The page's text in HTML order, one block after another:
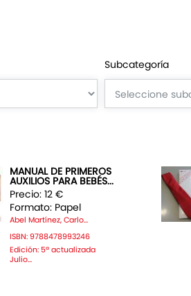
Subcategoría
MANUAL DE PRIMEROS
AUXILIOS PARA BEBÉS...
Precio: 12 €
Formato: Papel
Abel Martínez, Carlo...
ISBN: 9788478993246
Edición: 5ª actualizada
Julio...